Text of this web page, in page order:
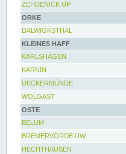
ZEHDENICK UP
ORKE
DALWIGKSTHAL
KLEINES HAFF
KARLSHAGEN
KARNIN
UECKERMÜNDE
WOLGAST
OSTE
BELUM
BREMERVÖRDE UW
HECHTHAUSEN